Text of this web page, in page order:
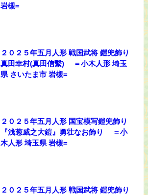
岩槻=
２０２５年五月人形 戦国武将 鎧兜飾り
真田幸村(真田信繫) ＝小木人形 埼玉
県 さいたま市 岩槻=
２０２５年五月人形 国宝模写鎧兜飾り
『浅葱威之大鎧』勇壮なお飾り ＝小
木人形 埼玉県 岩槻=
２０２５年五月人形 戦国武将 鎧兜飾り